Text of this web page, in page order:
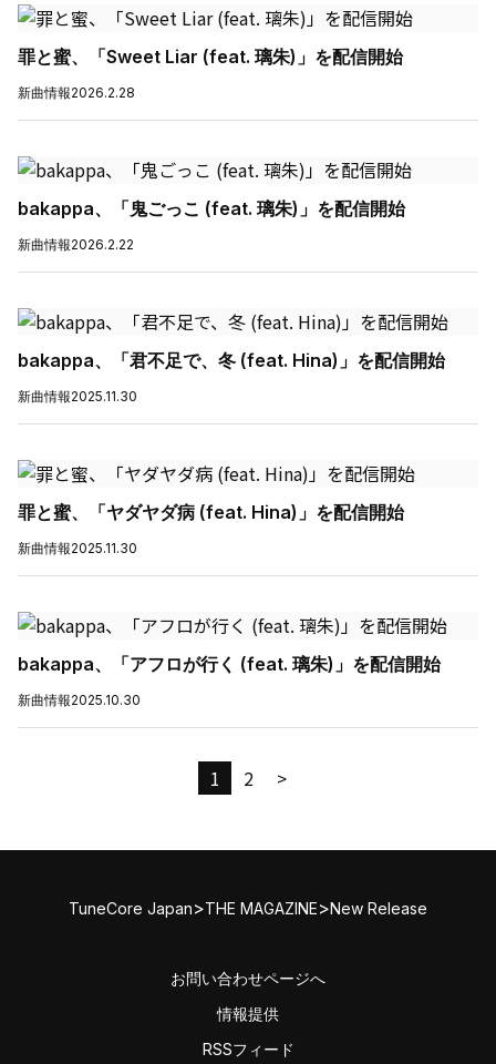
罪と蜜、「Sweet Liar (feat. 璃朱)」を配信開始
新曲情報2026.2.28
bakappa、「鬼ごっこ (feat. 璃朱)」を配信開始
新曲情報2026.2.22
bakappa、「君不足で、冬 (feat. Hina)」を配信開始
新曲情報2025.11.30
罪と蜜、「ヤダヤダ病 (feat. Hina)」を配信開始
新曲情報2025.11.30
bakappa、「アフロが行く (feat. 璃朱)」を配信開始
新曲情報2025.10.30
1 2 >
TuneCore Japan>THE MAGAZINE>New Release
お問い合わせページへ
情報提供
RSSフィード